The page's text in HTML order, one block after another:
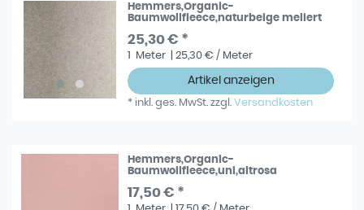
Hemmers,Organic-
Baumwollfleece,naturbeige meliert
25,30 € *
1 Meter | 25,30 € / Meter
Artikel anzeigen
* inkl. ges. MwSt. zzgl.Versandkosten
Hemmers,Organic-
Baumwollfleece,uni,altrosa
17,50 € *